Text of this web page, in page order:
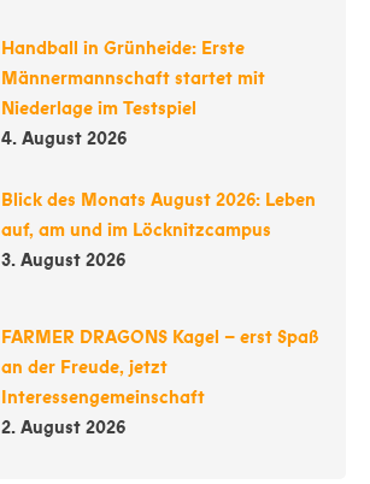
Handball in Grünheide: Erste
Männermannschaft startet mit
Niederlage im Testspiel
4. August 2026
Blick des Monats August 2026: Leben
auf, am und im Löcknitzcampus
3. August 2026
FARMER DRAGONS Kagel – erst Spaß
an der Freude, jetzt
Interessengemeinschaft
2. August 2026